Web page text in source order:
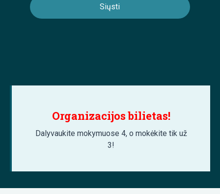
Organizacijos bilietas!
Dalyvaukite mokymuose 4, o mokėkite tik už
3!